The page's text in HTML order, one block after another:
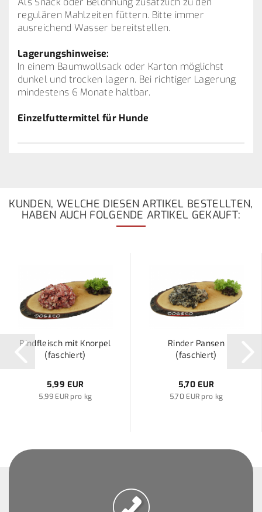
regulären Mahlzeiten füttern. Bitte immer
ausreichend Wasser bereitstellen.
Lagerungshinweise:
In einem Baumwollsack oder Karton möglichst
dunkel und trocken lagern. Bei richtiger Lagerung
mindestens 6 Monate haltbar.
Einzelfuttermittel für Hunde
KUNDEN, WELCHE DIESEN ARTIKEL BESTELLTEN,
HABEN AUCH FOLGENDE ARTIKEL GEKAUFT:
Rindfleisch mit Knorpel
(faschiert)
5,99 EUR
5,99 EUR pro kg
Rinder Pansen
(faschiert)
5,70 EUR
5,70 EUR pro kg